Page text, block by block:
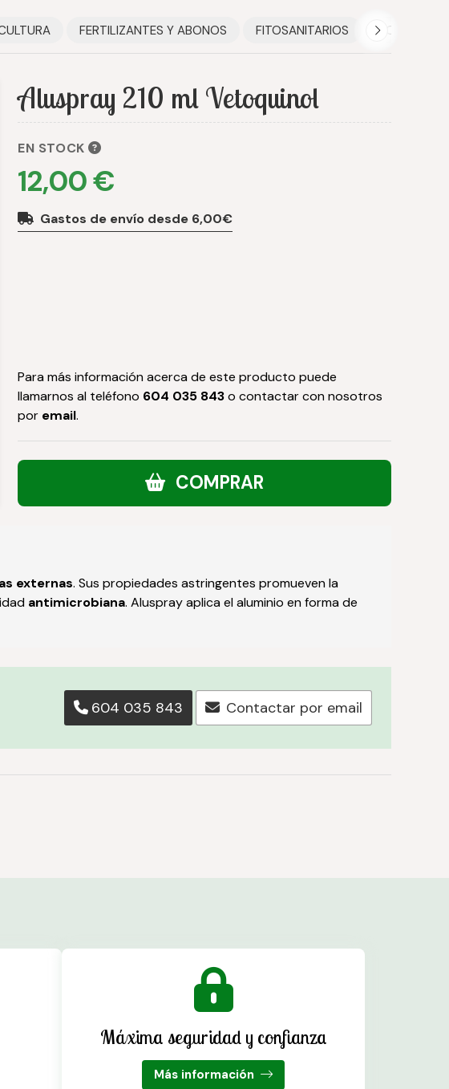
FERTILIZANTES Y ABONOS FITOSANITARIOS HOGAR
Aluspray 210 ml Vetoquinol
EN STOCK
12,00 €
Gastos de envío desde 6,00€
Para más información acerca de este producto puede
llamarnos al teléfono 604 035 843o contactar con nosotros
por email.
COMPRAR
externas. Sus propiedades astringentes promueven la
antimicrobiana. Aluspray aplica el aluminio en forma de
604 035 843 Contactar por email
Máxima seguridad y confianza
Más información